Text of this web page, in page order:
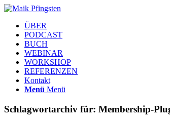
ÜBER
PODCAST
BUCH
WEBINAR
WORKSHOP
REFERENZEN
Kontakt
Menü Menü
Schlagwortarchiv für: Membership-